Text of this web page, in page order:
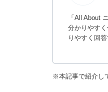
「All About
分かりやす
りやすく回
※本記事で紹介し